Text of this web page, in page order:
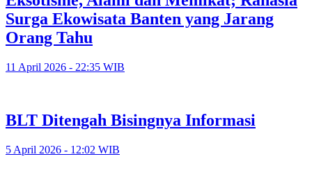
Surga Ekowisata Banten yang Jarang
Orang Tahu
11 April 2026 - 22:35 WIB
BLT Ditengah Bisingnya Informasi
5 April 2026 - 12:02 WIB